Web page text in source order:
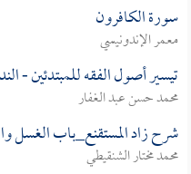
سورة الكافرون
معمر الإندونيسي
تيسير أصول الفقه للمبتدئين -
محمد حسن عبد الغفار
شرح زاد المستقنع_باب الغسل
محمد مختار الشنقيطي